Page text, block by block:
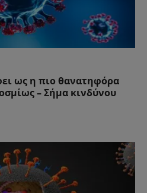
ως η πιο θανατηφόρα
– Σήμα κινδύνου